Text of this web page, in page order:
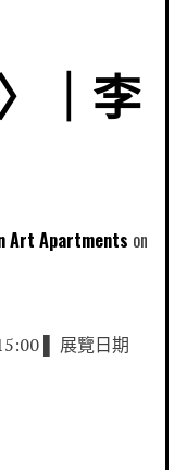
〉｜李
Art Apartments
▌ 展覽日期